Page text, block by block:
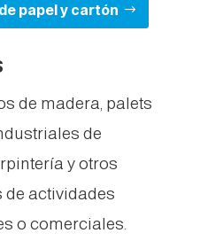
papel y cartón
de madera, palets
de
y otros
de actividades
o comerciales.